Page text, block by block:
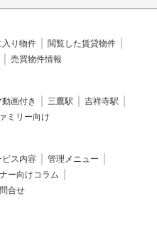
入り物件
閲覧した賃貸物件
売買物件情報
画付き 三鷹駅
吉祥寺駅
ミリー向け
ビス内容
管理メニュー
ー向けコラム
合せ